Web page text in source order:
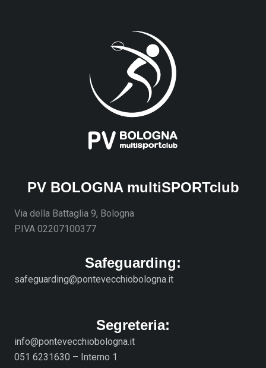
PV BOLOGNA multiSPORTclub
Via della Battaglia 9, Bologna
P.IVA 02207100377
Safeguarding:
safeguarding@pontevecchiobologna.it
Segreteria:
info@pontevecchiobologna.it
051 6231630 – Interno 1